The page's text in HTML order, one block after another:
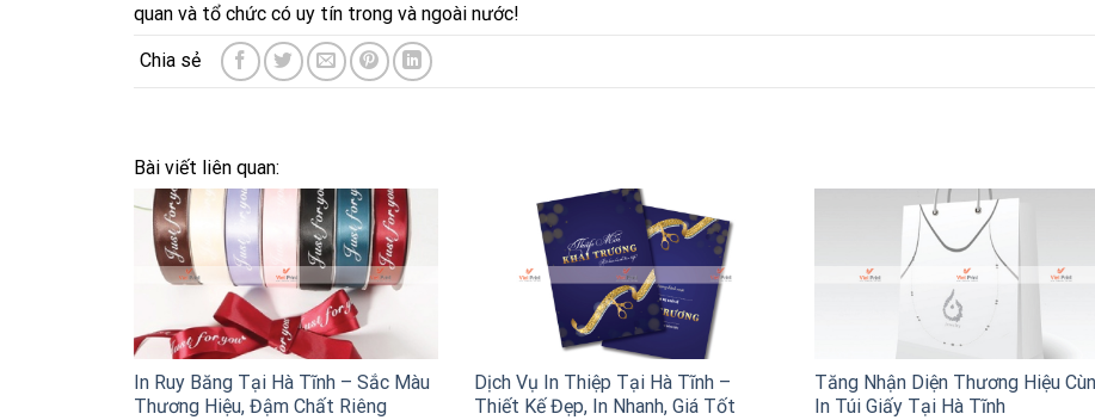
quan và tổ chức có uy tín trong và ngoài nước!
Bài viết liên quan:
In Ruy Băng Tại Hà Tĩnh – Sắc Màu
Thương Hiệu, Đậm Chất Riêng
Dịch Vụ In Thiệp Tại Hà Tĩnh –
Thiết Kế Đẹp, In Nhanh, Giá Tốt
Tăng Nhận Diện Thương Hiệu
In Túi Giấy Tại Hà Tĩnh